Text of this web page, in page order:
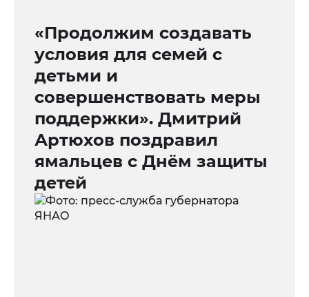
«Продолжим создавать
условия для семей с
детьми и
совершенствовать меры
поддержки». Дмитрий
Артюхов поздравил
ямальцев с Днём защиты
детей